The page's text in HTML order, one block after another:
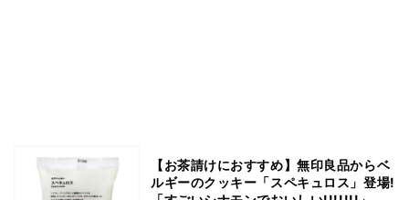
【お茶請けにおすすめ】無印良品からベ
ルギーのクッキー「スペキュロス」登場!